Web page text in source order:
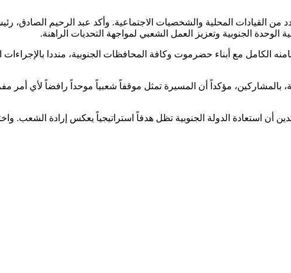
القيادات المحلية والشخصيات الاجتماعية. وأكد عبد الرحيم الصادق،
الجنوبية وتعزيز العمل الشعبي لمواجهة التحديات الراهنة.
مع أبناء حضرموت وكافة المحافظات الجنوبية، منددا بالإجراءات
بالمشاركين، مؤكداً أن المسيرة تمثل موقفاً شعبياً موحداً رافضاً لأي أمر
استعادة الدولة الجنوبية تظل هدفاً استراتيجياً يعكس إرادة الشعب.